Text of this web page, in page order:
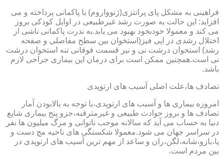
فراهینی به مشکل پای پرانتزی(ژنوواروم) یا پاکمانی پرداخته و می
افزاید: این حالت به صورت رشد غیرطبیعی در اوایل کودکی بروز
می کند و معمولا خودبخود بهبود می یابد.به ندرت پاکمانی ناشی از
اختلال رشدی در اپی فیز(استخوان بین سطح مفاصلی و صفحه
رشد) استخوان درشت نی و نیز قسمت فوقانی تنه استخوان درشت
نی است.همچنین ممکن است برای درمان این بیماری جراحی لازم
باشد.
تصادف ها،علت اصلی آسیب های ارتوپدی
امروزه بیماری ها و آسیب های ارتوپدی،با توجه به بالابودن آمار
تصادف ها و بروز حوادث طبیعی و غیرمترقبه،جزو پنج بیماری شایع
دنیا به حساب می آید که سالانه موجب ناتوانی و مرگ میلیون ها نفر
در سراسر جهان می شود.معمولا شکستگی های ناحیه مچ دست و
پا،بازو،شانه،لگن،ران و ساعد از مهم ترین آسیب های ارتوپدی در
بین مردم است.